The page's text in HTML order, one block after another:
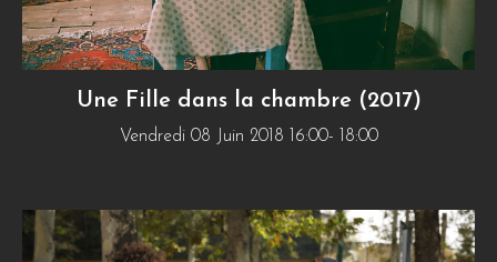
Une Fille dans la chambre (2017)
Vendredi 08 Juin 2018 16:00- 18:00